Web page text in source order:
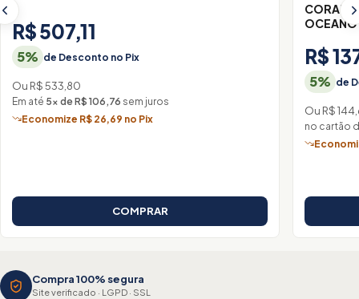
R$ 507,11
5% de Desconto no Pix
Ou R$ 533,80
Em até 5× de R$ 106,76 sem juros
Economize R$ 26,69 no Pix
COMPRAR
CORAL
R$
5% de
Ou R$
no cartão
Compra 100% segura
Site verificado · LGPD · SSL